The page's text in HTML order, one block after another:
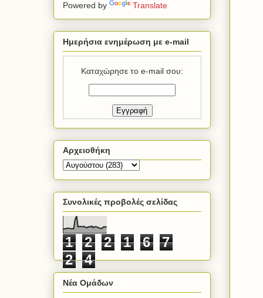
Powered by Translate
Ημερήσια ενημέρωση με e-mail
Καταχώρησε το e-mail σου:
Αρχειοθήκη
Συνολικές προβολές σελίδας
1 2 2 1 6
7
2
4
Νέα Ομάδων